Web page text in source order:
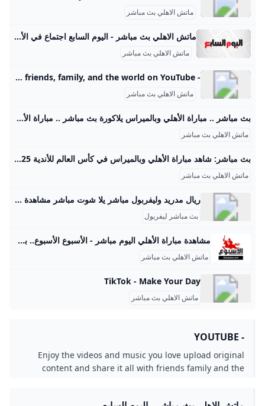
ماتش الاهلي بث مباشر
ماتش الاهلي بث مباشر - اليوم السابع اجتماع في الأهلي لبحث مصير كولر واتجاه بإقالته من تدريب الفريق الجمعة، 25 أبريل 2025 09:20 م يعقد مجلس إدارة النادي الأهلي اجتماعا طارئا مساء اليوم لبحث مصير السويسري مارسيل كولر المدير الفني للفريق، بعد وداع بطولة دوري أبطال أفريقيا، عقب التعادل الإيجابي مع صن داونز بهدف لكل فريق صن داونز يُعاقب الأهلي ويُطيح به من نصف نهائي أفريقيا بسبب خطة كولر.. صور الجمعة، 25 أبريل 2025 09:02 م أطاح صن داونز الجنوب أفريقي بالأهلي من نصف نهائي بطولة دوري أبطال أفريقيا بعدما تعادل معه بهدف لمثله خلال المباراة التي جمعهما مساء اليوم ،الجمعة، بإستاد القاهرة في إياب نصف نهائي دوري أبطال أفريقيا .
ماتش الاهلي بث مباشر
- YouTube Enjoy the videos and music you love, upload original content, and share it all with friends, family, and the world on YouTube.
ماتش الاهلي بث مباشر
بث مباشر .. مباراة الأهلي وبالميراس يلاكورة بث مباشر .. مباراة الأهلي وبالميراس في مونديال الأندية مباريات الغد الثلاثاء 8 فبراير 2022 06:03 م تابعنا على
ماتش الاهلي بث مباشر
بث مباشر: شاهد مباراة الأهلي وبالميراس في كأس العالم للأندية 2025 عبر DAZN كووورة شاهد بالفيديو البث المباشر لمباراة الأهلي وبالميراس في كأس العالم للأندية 2025 عبر DAZN مصعب صلاح19 يونيو 202511:41 يستضيف ملعب ميتلايف، مساء الخميس، مباراة الأهلي المصر وبالميراس البرازيلي، في بطولة كأس العالم للأندية 2025. بالميراس، بطل دوري كوبا ليبرتادرويس، يواجه الأهلي أحد أبطال قارة إفريقيا المشاركين في البطولة، التي تقام للمرة الأولى بمشاركة 32 فريقًا من مختلف أنحاء العالم. ونجح الأهلي في الخروج بنقطة التعادل في المباراة الافتتاحية أمام إنتر ميامي، وهي نفس نتيجة مواجهة بالميراس الأولى ضد بورتو، لتبقى حظوظ كل الفرق متساوية.
ماتش الاهلي بث مباشر
ريال مدريد وليفربول مباشر يلا شوت مباشر مشاهدة مباراة ريال مدريد وليفربول بث مباشر اليوم 27-11-2024 مواجهة آنفيلد الملهتبة بين الميرينجي والريدز منذ 10 أشهر مباشر مشاهدة مباراة ريال مدريد وليفربول بث مباشر اليوم 15-3-2023 مواجهة سانتياغو برنابيو الملتهبة في التشامبينزليج منذ سنتين مباشر مشاهدة مباراة ريال مدريد وليفربول بث مباشر اليوم 28-5-2022 مواجهة نهائي دوري الابطال الملتهبة منذ 3 سنوات مباشر مشاهدة مباراة ريال مدريد وليفربول بث مباشر وملحمة دوري الابطال مع الميرينجي ضد الريدز والفرعون المصري محمد صلاح منذ 4 سنوات
بث مباشر ليفربول
مشاهدة مباراة الأهلي اليوم مباشر - الأسبوع الأسبوع.. بوابة إلكترونية شاملة تقدم أخبار مصر العاجلة وأخبار اليوم على جميع الأصعدة المحلية والعربية والعالمية لحظة بلحظة.. تصدر عن جريدة الأسبوع للصحافة والطباعة والنشر.. رئيس مجلس الإدارة عبد الحميد بكري ورئيس التحرير مصطفى بكري الأحد, 7 سبتمبر, 2025 فصول من كتاب «نتنياهو وحلم إسرائيل الكبرى».. «11» رئيس الوزراء الإسرائيلي ينتقد ما يسميه بـ«التنازلات» التي قدمتها إسرائيل للعرب - الأربعاء, 10 سبتمبر, 2025 عودة أحمد عز.. هل نعود إلى زمن الاحتكار الأسود؟ بقلم - محمد سعد عبد اللطيف - الثلاثاء, 9 سبتمبر, 2025 «أمير الموسوي» وحقيقة لغطهم ضد مصر أحمد بديوي - الثلاثاء, 9 سبتمبر, 2025 بعد حظرها في أستراليا.
ماتش الاهلي بث مباشر
TikTok - Make Your Day
ماتش الاهلي بث مباشر
- YOUTUBE
Enjoy the videos and music you love upload original
content and share it all with friends family and the